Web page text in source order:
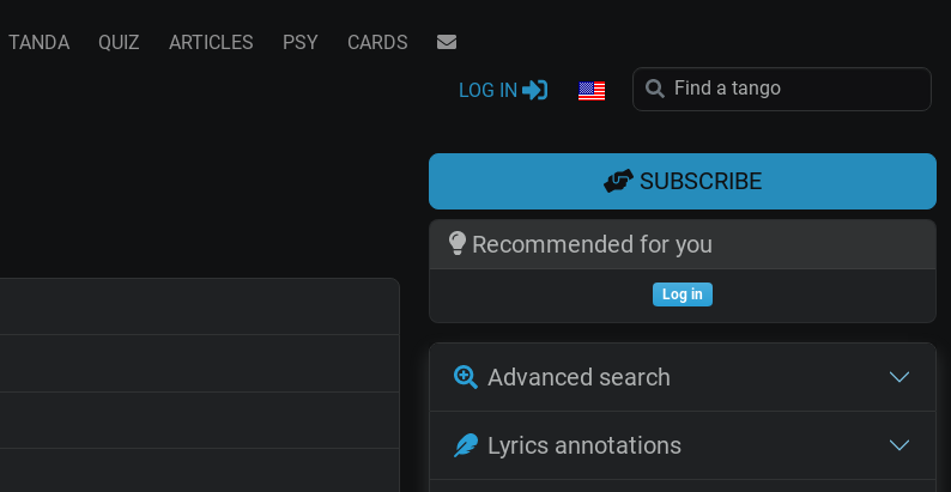
TANDA QUIZ ARTICLES PSY CARDS
LOG IN
SUBSCRIBE
Recommended for you
Log in
Advanced search
Lyrics annotations